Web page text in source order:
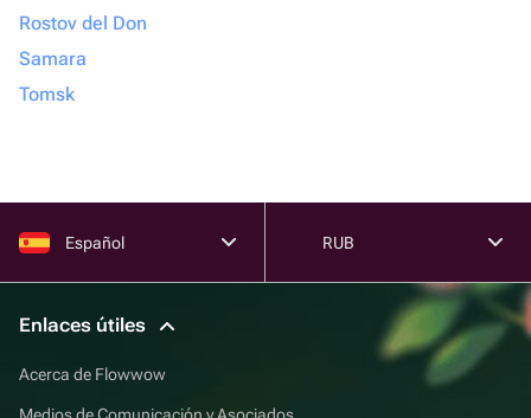
Rostov del Don
Samara
Tomsk
Español RUB
Enlaces útiles
Acerca de Flowwow